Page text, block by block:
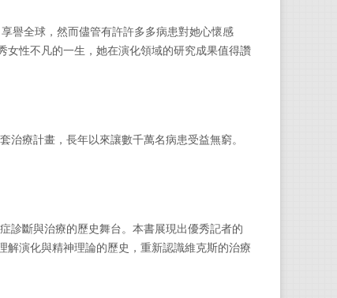
譽全球，然而儘管有許許多多病患對她心懷感
性不凡的一生，她在演化領域的研究成果值得讚
治療計畫，長年以來讓數千萬名病患受益無窮。
診斷與治療的歷史舞台。 本書展現出優秀記者的
演化與精神理論的歷史，重新認識維克斯的治療